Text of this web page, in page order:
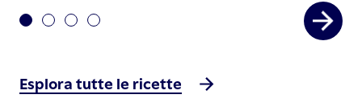
Esplora tutte le ricette